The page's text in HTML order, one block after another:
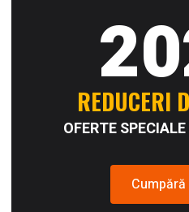
REDUCERI
OFERTE